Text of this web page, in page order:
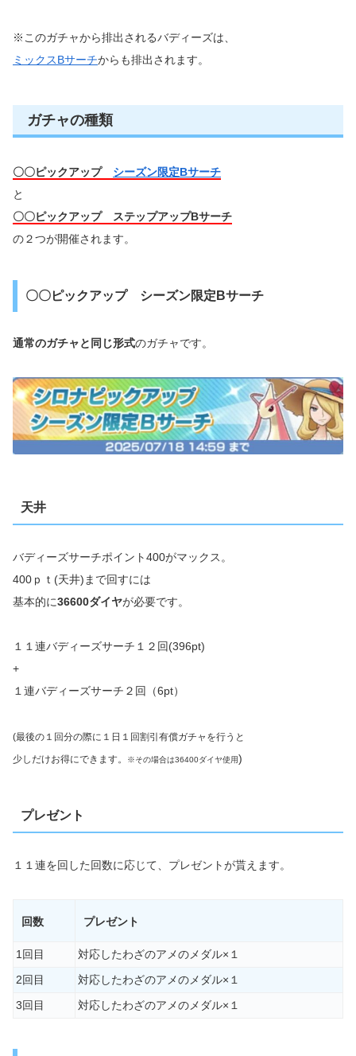
※このガチャから排出されるバディーズは、
ミックスBサーチからも排出されます。
ガチャの種類
〇〇ピックアップ シーズン限定Bサーチ
と
〇〇ピックアップ ステップアップBサーチ
の２つが開催されます。
〇〇ピックアップ シーズン限定Bサーチ
通常のガチャと同じ形式のガチャです。
天井
バディーズサーチポイント400がマックス。
400ｐｔ(天井)まで回すには
基本的に36600ダイヤが必要です。
１１連バディーズサーチ１２回(396pt)
+
１連バディーズサーチ２回（6pt）
(最後の１回分の際に１日１回割引有償ガチャを行うと
少しだけお得にできます。
※その場合は36400ダイヤ使用)
プレゼント
１１連を回した回数に応じて、プレゼントが貰えます。
回数 プレゼント
1回目
対応したわざのアメのメダル×１
2回目
対応したわざのアメのメダル×１
3回目
対応したわざのアメのメダル×１